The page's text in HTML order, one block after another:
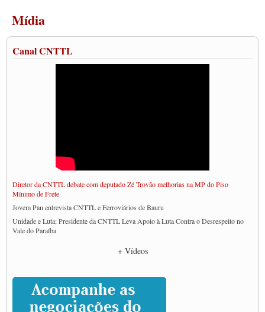
Mídia
Canal CNTTL
Diretor da CNTTL debate com deputado Zé Trovão melhorias na MP do Piso
Mínimo de Frete
Jovem Pan entrevista CNTTL e Ferroviários de Bauru
Unidade e Luta: Presidente da CNTTL Leva Apoio à Luta Contra o Desrespeito no
Vale do Paraíba
Caminhoneiros prometem paralisação e cobram diálogo com Lula
CNTTL e lideranças de caminhoneiros participam de debate sobre saúde nas
rodovias
+ Vídeos